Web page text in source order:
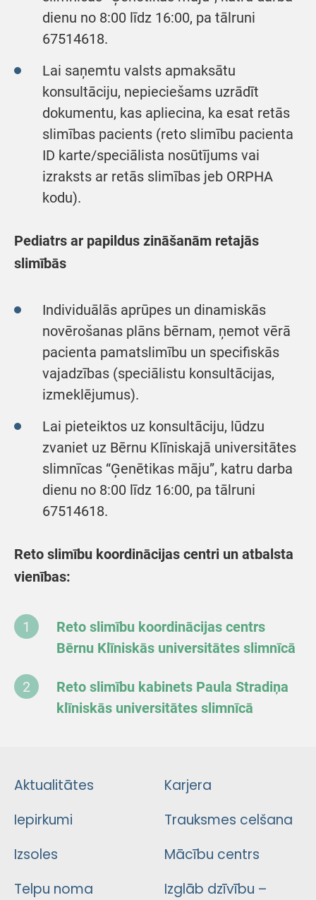
dienu no 8:00 līdz 16:00, pa tālruni
67514618.
Lai saņemtu valsts apmaksātu
konsultāciju, nepieciešams uzrādīt
dokumentu, kas apliecina, ka esat retās
slimības pacients (reto slimību pacienta
ID karte/speciālista nosūtījums vai
izraksts ar retās slimības jeb ORPHA
kodu).
Pediatrs ar papildus zināšanām retajās
slimībās
Individuālās aprūpes un dinamiskās
novērošanas plāns bērnam, ņemot vērā
pacienta pamatslimību un specifiskās
vajadzības (speciālistu konsultācijas,
izmeklējumus).
Lai pieteiktos uz konsultāciju, lūdzu
zvaniet uz Bērnu Klīniskajā universitātes
slimnīcas “Ģenētikas māju”, katru darba
dienu no 8:00 līdz 16:00, pa tālruni
67514618.
Reto slimību koordinācijas centri un atbalsta
vienības:
Reto slimību koordinācijas centrs
Bērnu Klīniskās universitātes slimnīcā
Reto slimību kabinets Paula Stradiņa
klīniskās universitātes slimnīcā
Aktualitātes
Iepirkumi
Izsoles
Telpu noma
Karjera
Trauksmes celšana
Mācību centrs
Izglāb dzīvību –